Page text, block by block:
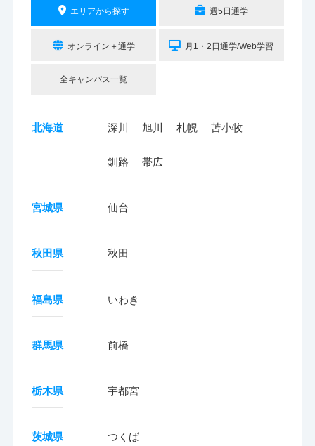
エリアから探す 週5日通学
オンライン＋通学 月1・2日通学/Web学習
全キャンパス一覧
北海道 深川 旭川 札幌 苫小牧
釧路 帯広
宮城県 仙台
秋田県 秋田
福島県 いわき
群馬県 前橋
栃木県 宇都宮
茨城県 つくば